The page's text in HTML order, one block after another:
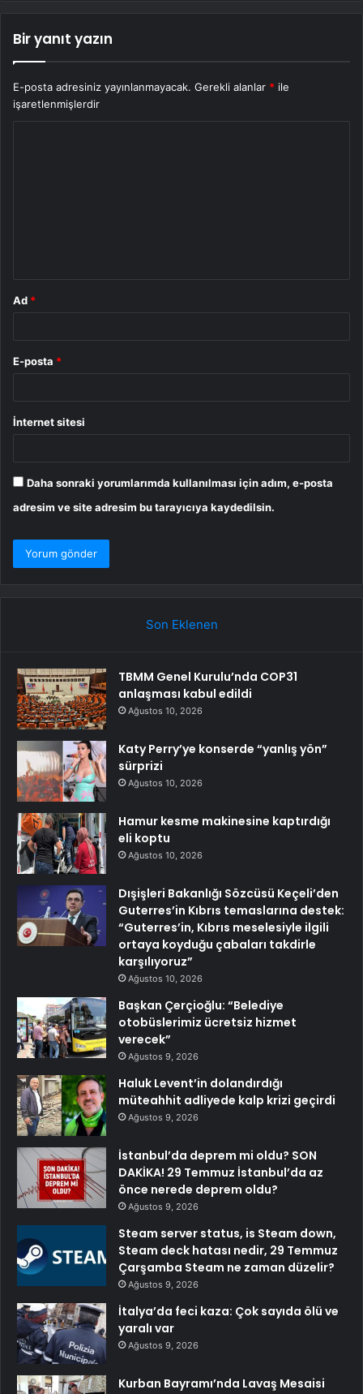
Bir yanıt yazın
E-posta adresiniz yayınlanmayacak. Gerekli alanlar * ile
işaretlenmişlerdir
Ad *
E-posta *
İnternet sitesi
Daha sonraki yorumlarımda kullanılması için adım, e-posta
adresim ve site adresim bu tarayıcıya kaydedilsin.
Son Eklenen
TBMM Genel Kurulu’nda COP31
anlaşması kabul edildi
Ağustos 10, 2026
Katy Perry’ye konserde “yanlış yön”
sürprizi
Ağustos 10, 2026
Hamur kesme makinesine kaptırdığı
eli koptu
Ağustos 10, 2026
Dışişleri Bakanlığı Sözcüsü Keçeli’den
Guterres’in Kıbrıs temaslarına destek:
“Guterres’in, Kıbrıs meselesiyle ilgili
ortaya koyduğu çabaları takdirle
karşılıyoruz”
Ağustos 10, 2026
Başkan Çerçioğlu: “Belediye
otobüslerimiz ücretsiz hizmet
verecek”
Ağustos 9, 2026
Haluk Levent’in dolandırdığı
müteahhit adliyede kalp krizi geçirdi
Ağustos 9, 2026
İstanbul’da deprem mi oldu? SON
DAKİKA! 29 Temmuz İstanbul’da az
önce nerede deprem oldu?
Ağustos 9, 2026
Steam server status, is Steam down,
Steam deck hatası nedir, 29 Temmuz
Çarşamba Steam ne zaman düzelir?
Ağustos 9, 2026
İtalya’da feci kaza: Çok sayıda ölü ve
yaralı var
Ağustos 9, 2026
Kurban Bayramı’nda Lavaş Mesaisi